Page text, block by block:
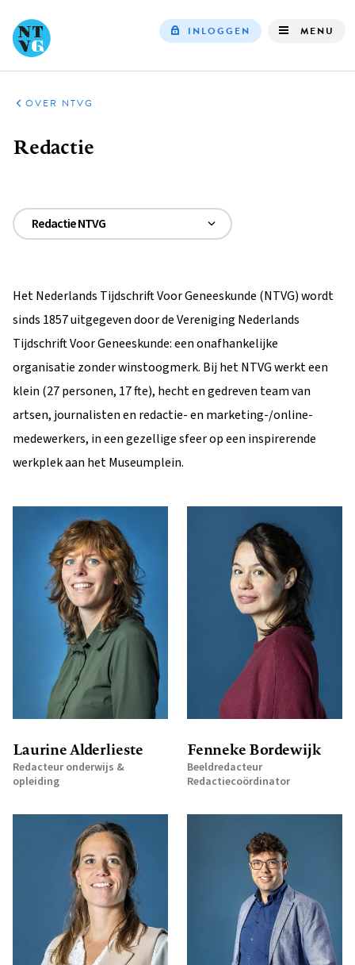
INLOGGEN MENU
SERVICE
OVER NTVG
Redactie
Redactie NTVG
Toetsredactie
Farmacotherapie panel
Metamedicapanel
Het Nederlands Tijdschrift Voor Geneeskunde (NTVG) wordt
sinds 1857 uitgegeven door de Vereniging Nederlands
Tijdschrift Voor Geneeskunde: een onafhankelijke
organisatie zonder winstoogmerk. Bij het NTVG werkt een
klein (27 personen, 17 fte), hecht en gedreven team van
artsen, journalisten en redactie- en marketing-/online-
medewerkers, in een gezellige sfeer op een inspirerende
werkplek aan het Museumplein.
Laurine Alderlieste
Redacteur onderwijs &
opleiding
Fenneke Bordewijk
Beeldredacteur
Redactiecoördinator